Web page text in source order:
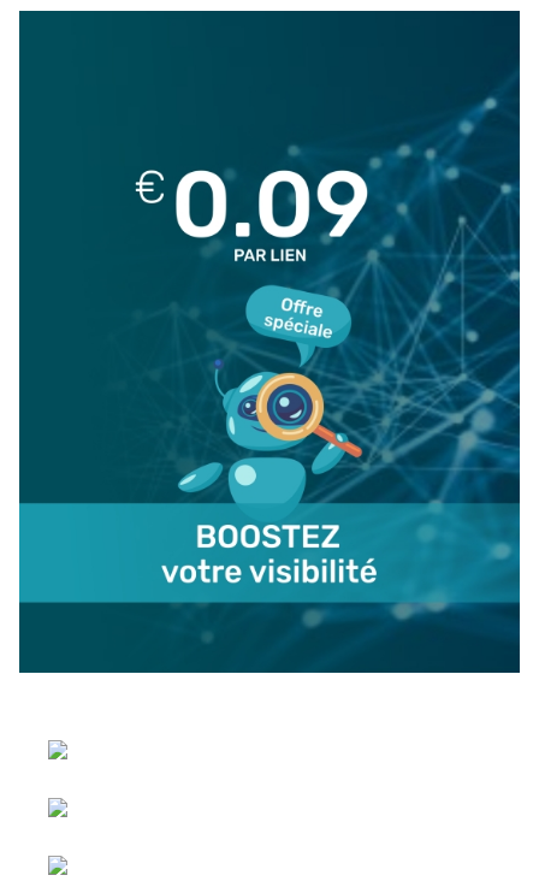
Sélectionnez votre langue